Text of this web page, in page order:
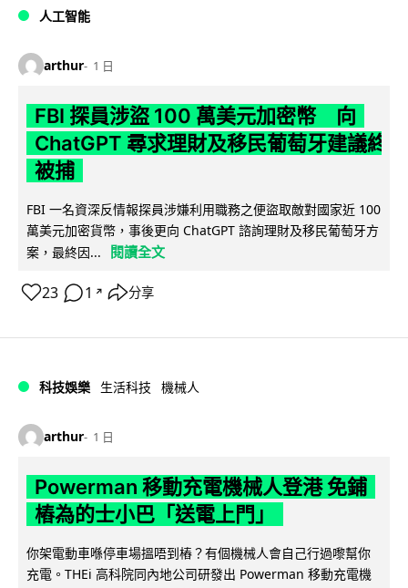
人工智能
arthur 1 日
FBI 探員涉盜 100 萬美元加密幣 向
ChatGPT 尋求理財及移民葡萄牙建議終
被捕
FBI 一名資深反情報探員涉嫌利用職務之便盜取敵對國家近 100
萬美元加密貨幣，事後更向 ChatGPT 諮詢理財及移民葡萄牙方
案，最終因...
閱讀全文
23 1 ↗ 分享
科技娛樂 生活科技 機械人
arthur 1 日
Powerman 移動充電機械人登港 免鋪
樁為的士小巴「送電上門」
你架電動車喺停車場搵唔到樁？有個機械人會自己行過嚟幫你
充電。THEi 高科院同內地公司研發出 Powerman 移動充電機